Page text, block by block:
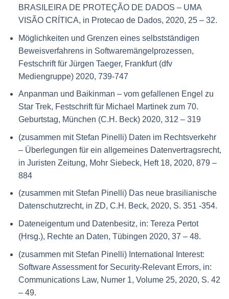
BRASILEIRA DE PROTEÇÃO DE DADOS – UMA
VISÃO CRÍTICA, in Protecao de Dados, 2020, 25 – 32.
Möglichkeiten und Grenzen eines selbstständigen
Beweisverfahrens in Softwaremängelprozessen,
Festschrift für Jürgen Taeger, Frankfurt (dfv
Mediengruppe) 2020, 739-747
Anpanman und Baikinman – vom gefallenen Engel zu
Star Trek, Festschrift für Michael Martinek zum 70.
Geburtstag, München (C.H. Beck) 2020, 312 – 319
(zusammen mit Stefan Pinelli) Daten im Rechtsverkehr
– Überlegungen für ein allgemeines Datenvertragsrecht,
in Juristen Zeitung, Mohr Siebeck, Heft 18, 2020, 879 –
884
(zusammen mit Stefan Pinelli) Das neue brasilianische
Datenschutzrecht, in ZD, C.H. Beck, 2020, S. 351 -354.
Dateneigentum und Datenbesitz, in: Tereza Pertot
(Hrsg.), Rechte an Daten, Tübingen 2020, 37 – 48.
(zusammen mit Stefan Pinelli) International Interest:
Software Assessment for Security-Relevant Errors, in:
Communications Law, Numer 1, Volume 25, 2020, S. 42
– 49.